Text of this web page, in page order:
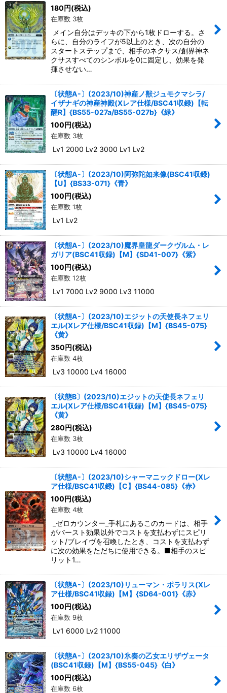
180円(税込)
在庫数 3枚
メイン自分はデッキの下から1枚ドローする。さ
らに、自分のライフが5以上のとき、次の自分の
スタートステップまで、相手のネクサス/創界神ネ
クサスすべてのシンボルを0に固定し、効果を発
揮させない…
〔状態A-〕(2023/10)神産ノ獣ジュモクマシラ/
イザナギの神産神殿(Xレア仕様/BSC41収録)【転
醒R】{BS55-027a/BS55-027b}《緑》
100円(税込)
在庫数 3枚
Lv1 2000 Lv2 3000 Lv1 Lv2
〔状態A-〕(2023/10)阿弥陀如来像(BSC41収録)
【U】{BS33-071}《青》
100円(税込)
在庫数 1枚
Lv1 Lv2
〔状態A-〕(2023/10)魔界皇龍ダークヴルム・レ
ガリア(BSC41収録)【M】{SD41-007}《紫》
100円(税込)
在庫数 12枚
Lv1 7000 Lv2 9000 Lv3 11000
〔状態A-〕(2023/10)エジットの天使長ネフェリ
エル(Xレア仕様/BSC41収録)【M】{BS45-075}
《黄》
350円(税込)
在庫数 4枚
Lv3 10000 Lv4 16000
〔状態B〕(2023/10)エジットの天使長ネフェリ
エル(Xレア仕様/BSC41収録)【M】{BS45-075}
《黄》
280円(税込)
在庫数 3枚
Lv3 10000 Lv4 16000
〔状態A-〕(2023/10)シャーマニックドロー(Xレ
ア仕様/BSC41収録)【C】{BS44-085}《赤》
100円(税込)
在庫数 4枚
_ゼロカウンター_手札にあるこのカードは、相手
がバースト効果以外でコストを支払わずにスピリ
ット/ブレイヴを召喚したとき、コストを支払わず
に次の効果をただちに使用できる。■相手のスピ
リット1…
〔状態A-〕(2023/10)リューマン・ポラリス(Xレ
ア仕様/BSC41収録)【M】{SD64-001}《赤》
100円(税込)
在庫数 9枚
Lv1 6000 Lv2 11000
〔状態A-〕(2023/10)氷奏の乙女エリザヴェータ
(BSC41収録)【M】{BS55-045}《白》
100円(税込)
在庫数 6枚